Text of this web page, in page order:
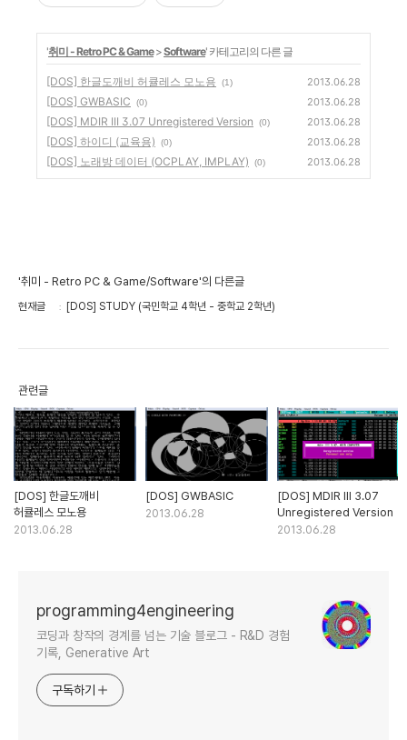
'취미 - Retro PC & Game>Software' 카테고리의 다른 글
[DOS] 한글도깨비 허큘레스 모노용 (1) 2013.06.28
[DOS] GWBASIC (0) 2013.06.28
[DOS] MDIR III 3.07 Unregistered Version (0) 2013.06.28
[DOS] 하이디 (교육용) (0) 2013.06.28
[DOS] 노래방 데이터 (OCPLAY, IMPLAY) (0) 2013.06.28
'취미 - Retro PC & Game/Software'의 다른글
현재글 [DOS] STUDY (국민학교 4학년 - 중학교 2학년)
관련글
[DOS] 한글도깨비
허큘레스 모노용
2013.06.28
[DOS] GWBASIC
2013.06.28
[DOS] MDIR III 3.07
Unregistered Version
2013.06.28
programming4engineering
코딩과 창작의 경계를 넘는 기술 블로그 - R&D 경험
기록, Generative Art
구독하기